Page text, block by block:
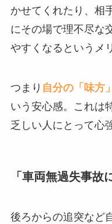
かせてくれたり、相
にその場で理不尽な
やすくなるというメ
つまり 自分の「味方
いう安心感。これは
乏しい人にとって心
「車両無過失事故
後ろからの追突など